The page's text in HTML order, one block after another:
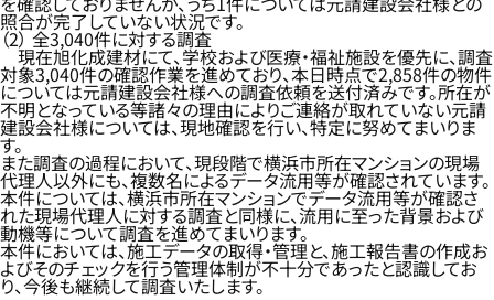
照合が完了していない状況です。
（2） 全3,040件に対する調査
現在旭化成建材にて、学校および医療・福祉施設を優先に、調査
対象3,040件の確認作業を進めており、本日時点で2,858件の物件
については元請建設会社様への調査依頼を送付済みです。所在が
不明となっている等諸々の理由によりご連絡が取れていない元請
建設会社様については、現地確認を行い、特定に努めてまいりま
す。
また調査の過程において、現段階で横浜市所在マンションの現場
代理人以外にも、複数名によるデータ流用等が確認されています。
本件については、横浜市所在マンションでデータ流用等が確認さ
れた現場代理人に対する調査と同様に、流用に至った背景および
動機等について調査を進めてまいります。
本件においては、施工データの取得・管理と、施工報告書の作成お
よびそのチェックを行う管理体制が不十分であったと認識してお
り、今後も継続して調査いたします。